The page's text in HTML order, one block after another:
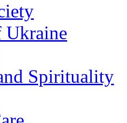
Ukraine
Spirituality